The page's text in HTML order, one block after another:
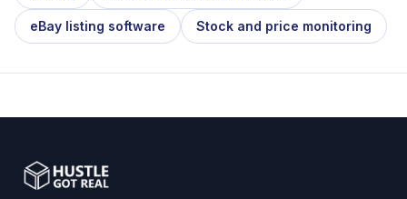
eBay listing software Stock and price monitoring